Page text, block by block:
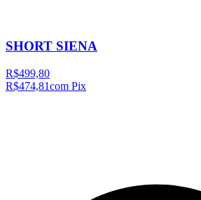
SHORT SIENA
R$499,80
R$474,81com Pix